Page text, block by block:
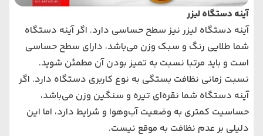
آینه دستگاه لیزر
آینه دستگاه لیزر نیز سطح حساسی دارد. اگر آینه دستگاه
شما طلایی رنگ و سبک وزن می‌باشد، دارای سطح حساسی
است و باید مرتبا نسبت به تمیز بودن آن مطمئن شوید.
نسبت زمانی نظافت بستگی به نوع کاربری دستگاه دارد. اگر
آینه دستگاه شما نقره‌ای تیره و سنگین وزن می‌باشد،
حساسیت کمتری به وضعیت آب‌و‌هوا و شرایط دارد، اما این
دلیلی بر عدم نظافت به موقع نیست.